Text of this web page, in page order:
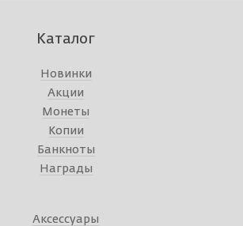
Каталог
Новинки
Акции
Монеты
Копии
Банкноты
Награды
Аксессуары